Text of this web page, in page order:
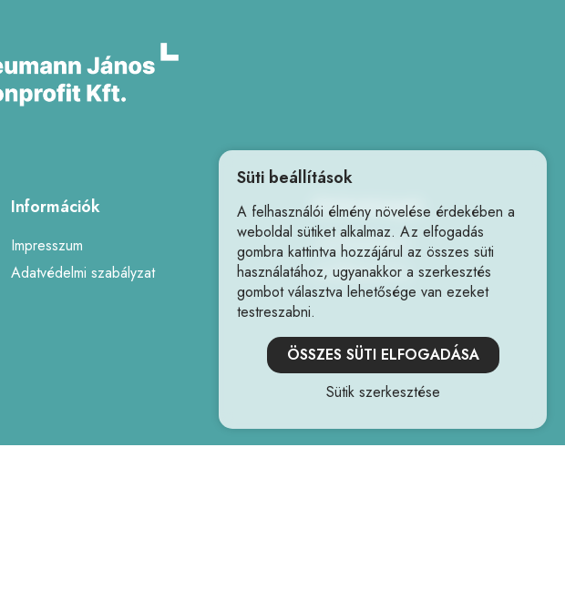
Információk
Impresszum
Adatvédelmi szabályzat
Elérhetőségek
+36706059961
info@hdrone.hu
Süti beállítások
A felhasználói élmény növelése érdekében a
weboldal sütiket alkalmaz. Az elfogadás
gombra kattintva hozzájárul az összes süti
használatához, ugyanakkor a szerkesztés
gombot választva lehetősége van ezeket
testreszabni.
ÖSSZES SÜTI ELFOGADÁSA
Sütik szerkesztése